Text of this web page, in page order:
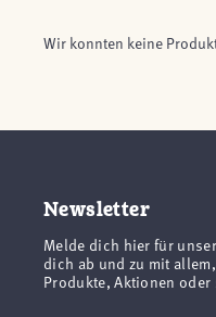
Wir konnten keine
Newsletter
Melde dich hier für
dich ab und zu mit
Produkte, Aktionen